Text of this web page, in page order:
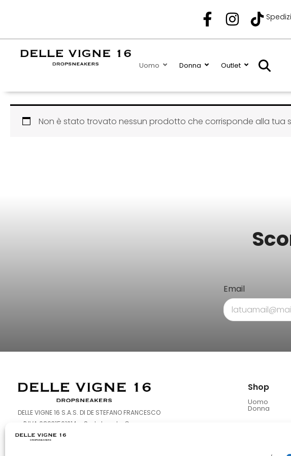
F
a
c
e
o
o
k
I
n
s
t
a
g
r
a
T
i
k
t
o
k
Uomo Donna Outlet
Non è stato trovato nessun prodotto che corrisponde alla tua
Email
DELLE VIGNE 16 S.A.S. DI DE STEFANO FRANCESCO
– P.IVA 08931561214 – Sede Legale: Corso
Europa 126-128 – 80016 Marano di Napoli (NA)
Shop
Uomo
Donna